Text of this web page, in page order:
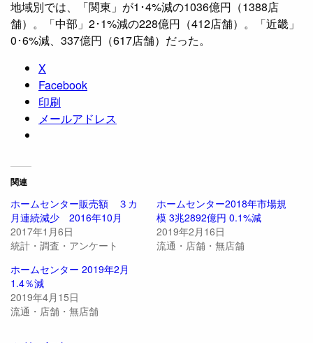
地域別では、「関東」が1･4%減の1036億円（1388店
舗）。「中部」2･1%減の228億円（412店舗）。「近畿」
0･6%減、337億円（617店舗）だった。
X
Facebook
印刷
メールアドレス
関連
ホームセンター販売額 ３カ
月連続減少 2016年10月
2017年1月6日
統計・調査・アンケート
ホームセンター2018年市場規
模 3兆2892億円 0.1%減
2019年2月16日
流通・店舗・無店舗
ホームセンター 2019年2月
1.4％減
2019年4月15日
流通・店舗・無店舗